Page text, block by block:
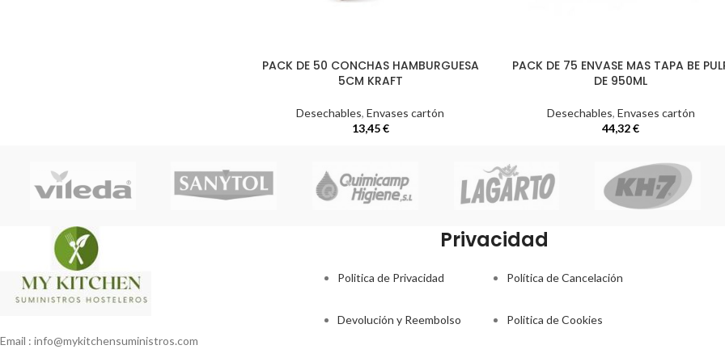
PACK DE 50 CONCHAS HAMBURGUESA
5CM KRAFT
Desechables,Envases cartón
13,45€
PACK DE 75 ENVASE MAS TAPA BE
DE 950ML
Desechables, Envases cartón
44,32€
Email : info@mykitchensuministros.com
Privacidad
Politica de Privacidad
Devolución y Reembolso
Política de Cancelación
Politica de Cookies